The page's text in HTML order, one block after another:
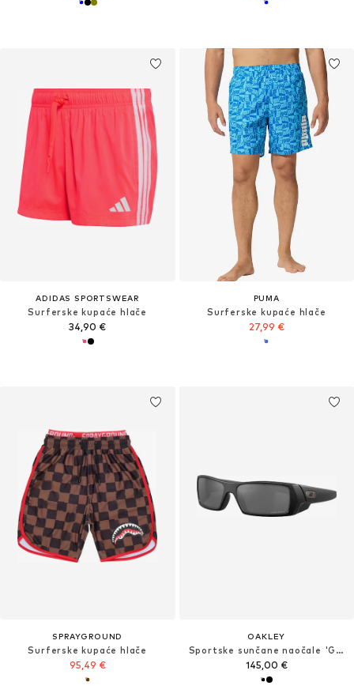
ADIDAS SPORTSWEAR
Surferske kupaće hlače
34,90 €
PUMA
Surferske kupaće hlače
27,99 €
SPRAYGROUND
Surferske kupaće hlače
95,49 €
OAKLEY
Sportske sunčane naočale 'GASCAN'
145,00 €